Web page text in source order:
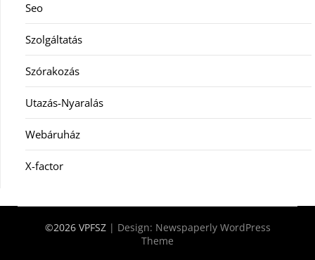
Seo
Szolgáltatás
Szórakozás
Utazás-Nyaralás
Webáruház
X-factor
©2026 VPFSZ | Design: Newspaperly WordPress
Theme